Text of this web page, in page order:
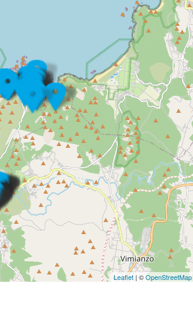
Leaflet | ©OpenStreetMap